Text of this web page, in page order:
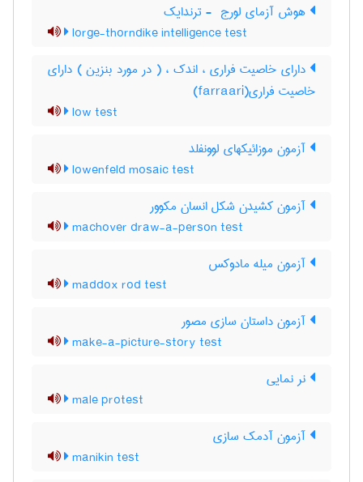
هوش آزمای لورج ‎ - ترندایک
lorge-thorndike intelligence test
دارای خاصیت فراری ، اندک ، ( در مورد بنزین ) دارای
خاصیت فراری(farraari)
low test
آزمون موزائیکهای لوونفلد
lowenfeld mosaic test
آزمون کشیدن شکل انسان مکوور
machover draw-a-person test
آزمون میله مادوکس
maddox rod test
آزمون داستان سازی مصور
make-a-picture-story test
نر نمایی
male protest
آزمون آدمک سازی
manikin test